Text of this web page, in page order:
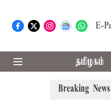
E-
தமிழகம்
Breaking News
கூட்டத்துக்கு முதல்-